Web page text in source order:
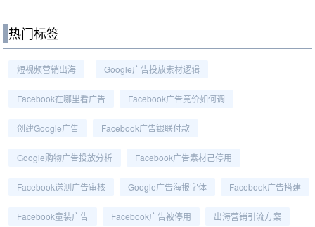
热门标签
短视频营销出海 Google广告投放素材逻辑
Facebook在哪里看广告 Facebook广告竞价如何调
创建Google广告 Facebook广告银联付款
Google购物广告投放分析 Facebook广告素材己停用
Facebook送测广告审核 Google广告海报字体 Facebook广告搭建
Facebook童装广告 Facebook广告被停用 出海营销引流方案